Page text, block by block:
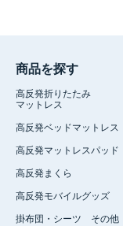
商品を探す
高反発折りたたみ
マットレス
高反発ベッドマットレス
高反発マットレスパッド
高反発まくら
高反発モバイルグッズ
掛布団・シーツ その他